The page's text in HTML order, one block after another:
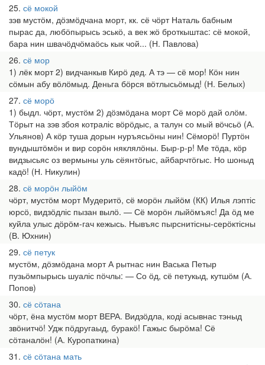
25 сё мокой
зэв мустӧм, дӧзмӧдчана морт, кк. сё чӧрт Наталь бабным
пырас да, любӧпырысь эськӧ, а век жӧ броткыштас: сё мокой,
бара нин швачӧдчӧмаӧсь кык чой... (Н. Павлова)
26 сё мор
1) лёк морт 2) видчанкыв Кирӧ дед. А тэ — сё мор! Кӧн нин
сӧмын абу вӧлӧмыд. Деньга бӧрся вӧтлысьӧмыд! (Н. Белых)
27 сё морӧ
1) быдл. чӧрт, мустӧм 2) дӧзмӧдана морт Сё морӧ дай олӧм.
Тӧрыт на зэв збоя котраліс вӧрӧдыс, а талун со мый вӧчсьӧ (А.
Ульянов) А кӧр туша дорын нуръясьӧны нин! Сёморӧ! Пуртӧн
вундыштӧмӧн и вир сорӧн няклялӧны. Быр-р-р! Ме тӧда, кӧр
видзысьяс оз вермыны уль сёянтӧгыс, айбарчтӧгыс. Но шоныд
кадӧ! (Н. Никулин)
28 сё морӧн лыйӧм
чӧрт, мустӧм морт Мудеритӧ, сё морӧн лыйӧм (КК) Илья лэптіс
юрсӧ, видзӧдліс пызан вылӧ. — Сё морӧн лыйӧмъяс! Да ӧд ме
куйла улыс дӧрӧм-гач кежысь. Нывъяс пырснитісны-серӧктісны
(В. Юхнин)
29 сё петук
мустӧм, дӧзмӧдана морт А рытнас нин Васька Петыр
пузьӧмпырысь шуаліс пӧчлы: — Со ӧд, сё петукыд, кутшӧм (А.
Попов)
30 сё сӧтана
чӧрт, ёна мустӧм морт ВЕРА. Видзӧдла, коді асывнас тэныд
звӧнитчӧ! Удж пӧдругаыд, буракӧ! Гажыс бырӧма! Сё
сӧтаналӧн! (А. Куропаткина)
31 сё сӧтана мать